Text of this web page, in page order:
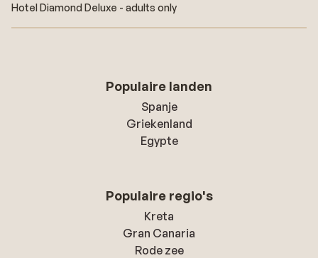
Hotel Diamond Deluxe - adults only
Populaire landen
Spanje
Griekenland
Egypte
Populaire regio's
Kreta
Gran Canaria
Rode zee